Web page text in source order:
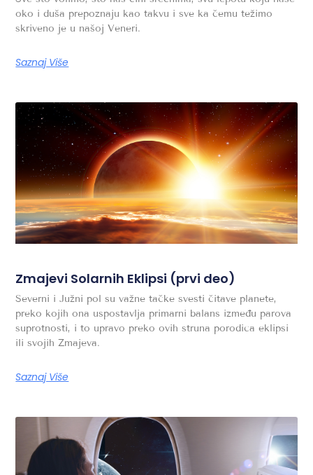
oko i duša prepoznaju kao takvu i sve ka čemu težimo
skriveno je u našoj Veneri.
Saznaj Više
Zmajevi Solarnih Eklipsi (prvi deo)
Severni i Južni pol su važne tačke svesti čitave planete,
preko kojih ona uspostavlja primarni balans između parova
suprotnosti, i to upravo preko ovih struna porodica eklipsi
ili svojih Zmajeva.
Saznaj Više